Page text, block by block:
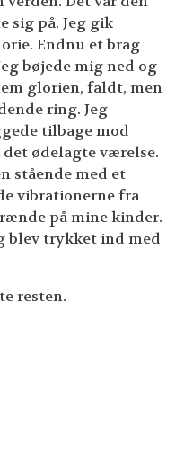
sig på. Jeg gik
Endnu et brag
bøjede mig ned og
glorien, faldt, men
ring. Jeg
tilbage mod
ødelagte værelse.
stående med et
vibrationerne fra
på mine kinder.
blev trykket ind med
resten.